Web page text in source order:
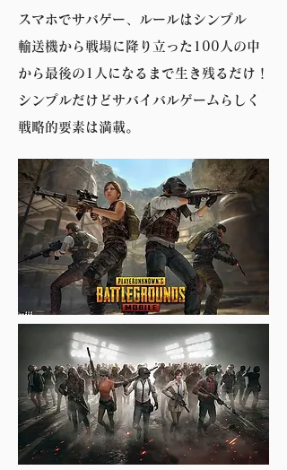
スマホでサバゲー、ルールはシンプル
輸送機から戦場に降り立った100人の中
から最後の1人になるまで生き残るだけ！
シンプルだけどサバイバルゲームらしく
戦略的要素は満載。